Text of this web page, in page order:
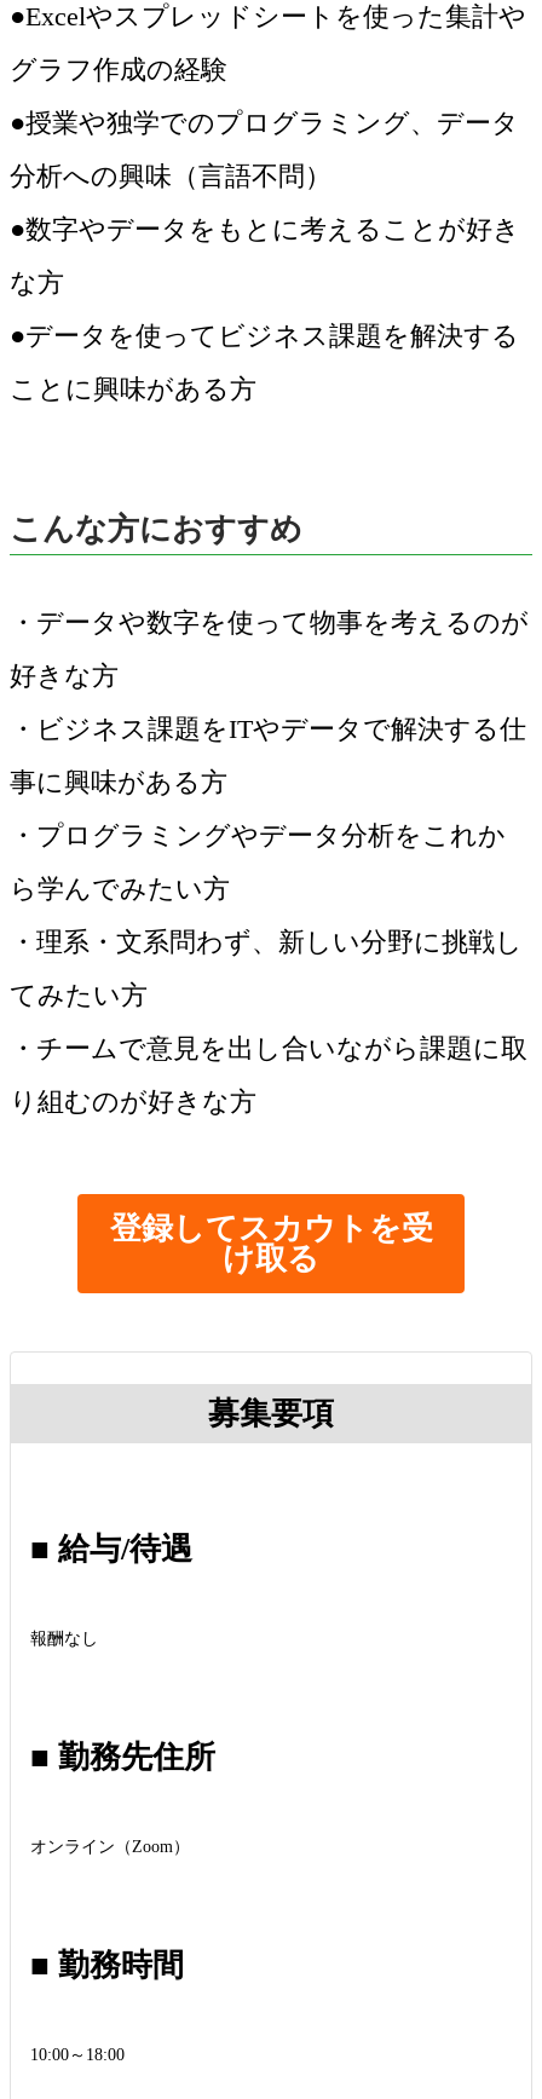
●Excelやスプレッドシートを使った集計や
グラフ作成の経験
●授業や独学でのプログラミング、データ
分析への興味（言語不問）
●数字やデータをもとに考えることが好き
な方
●データを使ってビジネス課題を解決する
ことに興味がある方
こんな方におすすめ
・データや数字を使って物事を考えるのが
好きな方
・ビジネス課題をITやデータで解決する仕
事に興味がある方
・プログラミングやデータ分析をこれか
ら学んでみたい方
・理系・文系問わず、新しい分野に挑戦し
てみたい方
・チームで意見を出し合いながら課題に取
り組むのが好きな方
登録してスカウトを受
け取る
募集要項
■ 給与/待遇
報酬なし
■ 勤務先住所
オンライン（Zoom）
■ 勤務時間
10:00～18:00